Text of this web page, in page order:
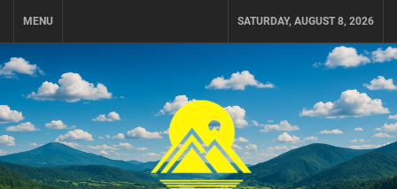
MENU SATURDAY, AUGUST 8, 2026